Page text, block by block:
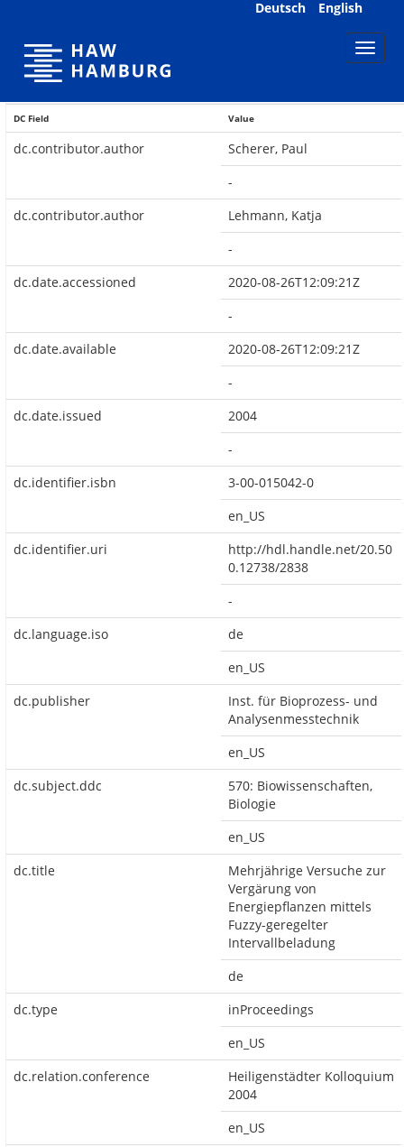
Deutsch English
DC Field Value
dc.contributor.author
Scherer, Paul
-
dc.contributor.author
Lehmann, Katja
-
dc.date.accessioned
2020-08-26T12:09:21Z
-
dc.date.available
2020-08-26T12:09:21Z
-
dc.date.issued
2004
-
dc.identifier.isbn
3-00-015042-0
en_US
dc.identifier.uri
http://hdl.handle.net/20.50
0.12738/2838
-
dc.language.iso
de
en_US
dc.publisher
Inst. für Bioprozess- und
Analysenmesstechnik
en_US
dc.subject.ddc
570: Biowissenschaften,
Biologie
en_US
dc.title
Mehrjährige Versuche zur
Vergärung von
Energiepflanzen mittels
Fuzzy-geregelter
Intervallbeladung
de
dc.type
inProceedings
en_US
dc.relation.conference
Heiligenstädter Kolloquium
2004
en_US